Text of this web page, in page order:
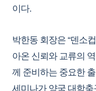
이다.
박한동 회장은 “덴소
아온 신뢰와 교류의
께 준비하는 중요한
세미나가 양국 대학